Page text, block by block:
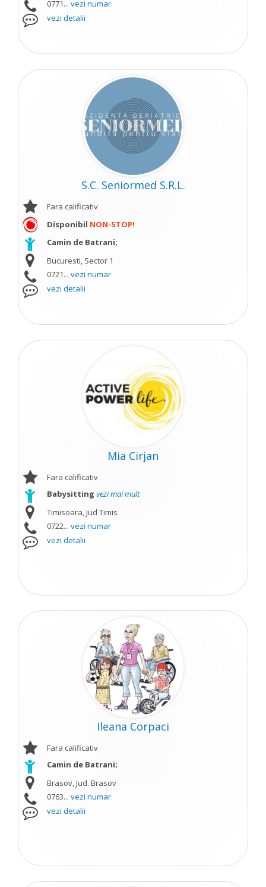
0771... vezi numar
vezi detalii
S.C. Seniormed S.R.L.
Fara calificativ
Disponibil NON-STOP!
Camin de Batrani;
Bucuresti, Sector 1
0721... vezi numar
vezi detalii
Mia Cirjan
Fara calificativ
Babysitting vezi mai mult
Timisoara, Jud Timis
0722... vezi numar
vezi detalii
Ileana Corpaci
Fara calificativ
Camin de Batrani;
Brasov, Jud. Brasov
0763... vezi numar
vezi detalii